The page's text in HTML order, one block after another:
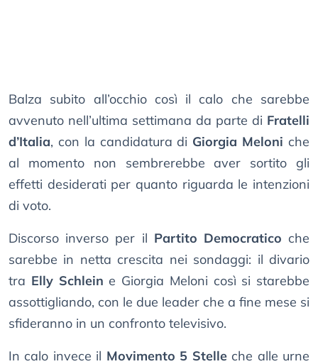
Balza subito all’occhio così il calo che sarebbe
avvenuto nell’ultima settimana da parte di Fratelli
d’Italia, con la candidatura di Giorgia Meloni che
al momento non sembrerebbe aver sortito gli
effetti desiderati per quanto riguarda le intenzioni
di voto.
Discorso inverso per il Partito Democratico che
sarebbe in netta crescita nei sondaggi: il divario
tra Elly Schlein e Giorgia Meloni così si starebbe
assottigliando, con le due leader che a fine mese si
sfideranno in un confronto televisivo.
In calo invece il Movimento 5 Stelleche alle urne